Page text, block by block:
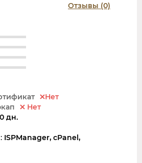
Отзывы (0)
Нет
Нет
дн.
ISPManager, cPanel,